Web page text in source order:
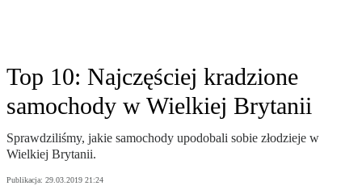
Top 10: Najczęściej kradzione
samochody w Wielkiej Brytanii
Sprawdziliśmy, jakie samochody upodobali sobie złodzieje w
Wielkiej Brytanii.
Publikacja: 29.03.2019 21:24